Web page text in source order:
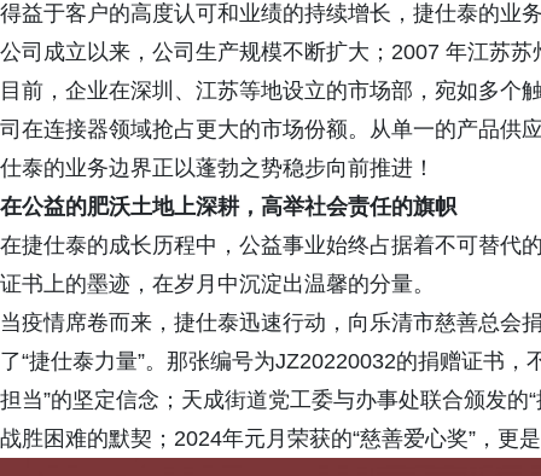
得益于客户的高度认可和业绩的持续增长，捷仕泰的业
公司成立以来，公司生产规模不断扩大；2007 年江苏
目前，企业在深圳、 江苏等地设立的市场部，宛如多个
司在连接器领域抢占更大的市场份额。从单一的产品供
仕泰的业务边界正以蓬勃之势稳步向前推进！
在公益的肥沃土地上深耕，高举社会责任的旗帜
在捷仕泰的成长历程中，公益事业始终占据着不可替代
证书上的墨迹，在岁月中沉淀出温馨的分量。
当疫情席卷而来，捷仕泰迅速行动，向乐清市慈善总会
了“捷仕泰力量”。那张编号为JZ20220032的捐赠证书
担当”的坚定信念；天成街道党工委与办事处联合颁发
战胜困难的默契；2024年元月荣获的“慈善爱心奖”，更